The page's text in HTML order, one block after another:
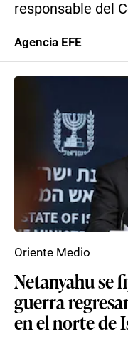
responsable del
Agencia EFE
Netanyahu se
guerra
en el norte de
Oriente Medio